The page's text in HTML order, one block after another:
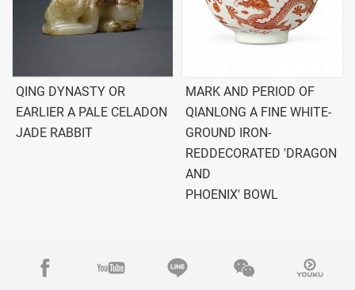
QING DYNASTY OR
EARLIER A PALE CELADON
JADE RABBIT
MARK AND PERIOD OF
QIANLONG A FINE WHITE-
GROUND IRON-
REDDECORATED 'DRAGON
AND
PHOENIX' BOWL